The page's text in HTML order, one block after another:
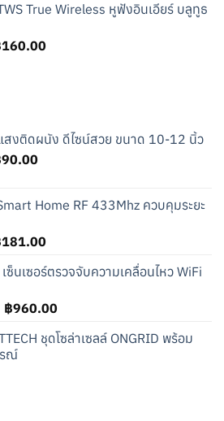
฿176.00.
True Wireless หูฟังอินเอียร์ บลูทูธ
160.00Current
สงติดผนัง ดีไซน์สวย ขนาด 10-12 นิ้ว
90.00Current
฿90.00.
Home RF 433Mhz ควบคุมระยะ
181.00Current
is:
ซ็นเซอร์ตรวจจับความเคลื่อนไหว WiFi
Original
was:
฿1,060.00.
฿960.00Current
is:
ชุดโซล่าเซลล์ ONGRID พร้อม
ณ์